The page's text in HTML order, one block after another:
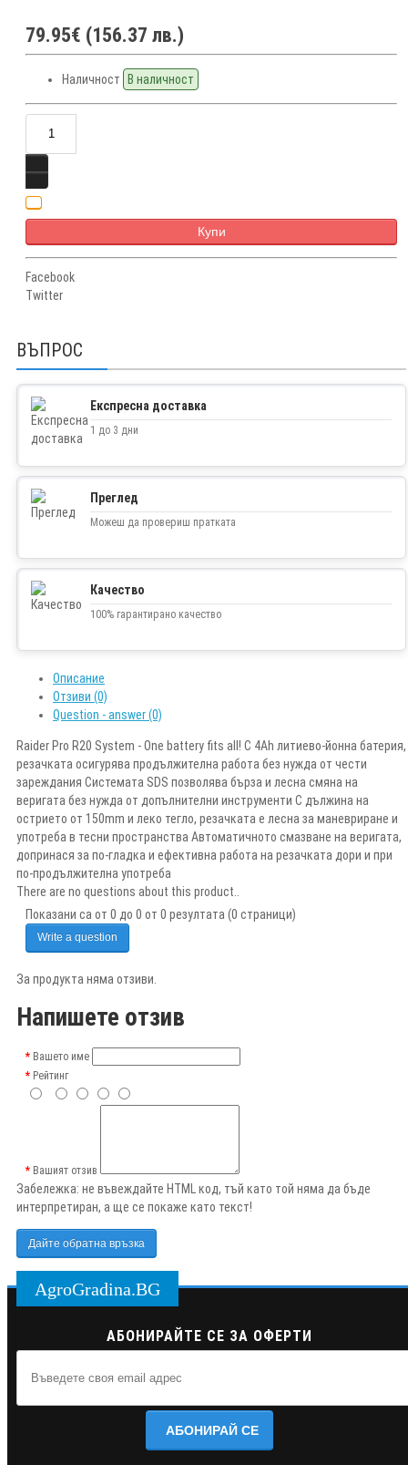
79.95€ (156.37 лв.)
Наличност В наличност
Купи
Facebook
Twitter
ВЪПРОС
Експресна доставка
1 до 3 дни
Преглед
Можеш да провериш пратката
Качество
100% гарантирано качество
Описание
Отзиви (0)
Question - answer (0)
Raider Pro R20 System - One battery fits all! С 4Ah литиево-йонна батерия,
резачката осигурява продължителна работа без нужда от чести
зареждания Системата SDS позволява бърза и лесна смяна на
веригата без нужда от допълнителни инструменти С дължина на
острието от 150mm и леко тегло, резачката е лесна за маневриране и
употреба в тесни пространства Автоматичното смазване на веригата,
допринася за по-гладка и ефективна работа на резачката дори и при
по-продължителна употреба
There are no questions about this product..
Показани са от 0 до 0 от 0 резултата (0 страници)
Write a question
За продукта няма отзиви.
Напишете отзив
Вашето име
Рейтинг
Вашият отзив
Забележка: не въвеждайте HTML код, тъй като той няма да бъде
интерпретиран, а ще се покаже като текст!
Дайте обратна връзка
AgroGradina.BG
АБОНИРАЙТЕ СЕ ЗА ОФЕРТИ
АБОНИРАЙ СЕ